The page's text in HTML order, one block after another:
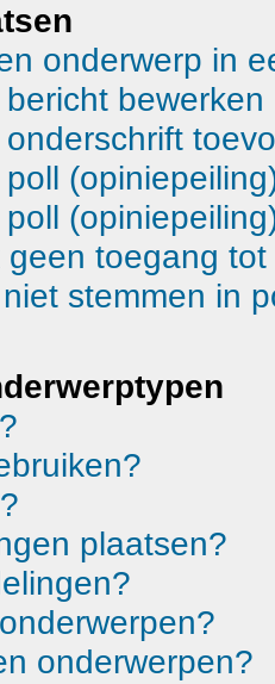
onderwerp in
geen toegang
stemmen in
plaatsen?
onderwerpen?